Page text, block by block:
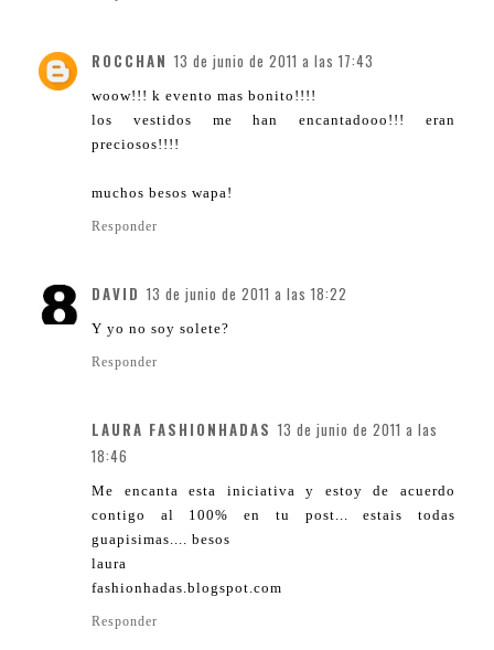
ROCCHAN 13 de junio de 2011 a las 17:43
woow!!! k evento mas bonito!!!!
los vestidos me han encantadooo!!! eran
preciosos!!!!
muchos besos wapa!
Responder
DAVID 13 de junio de 2011 a las 18:22
Y yo no soy solete?
Responder
LAURA FASHIONHADAS 13 de junio de 2011 a las
18:46
Me encanta esta iniciativa y estoy de acuerdo
contigo al 100% en tu post... estais todas
guapisimas.... besos
laura
fashionhadas.blogspot.com
Responder